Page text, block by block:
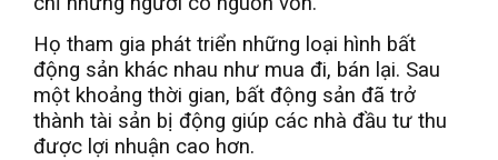
Họ tham gia phát triển những loại hình bất
động sản khác nhau như mua đi, bán lại. Sau
một khoảng thời gian, bất động sản đã trở
thành tài sản bị động giúp các nhà đầu tư thu
được lợi nhuận cao hơn.